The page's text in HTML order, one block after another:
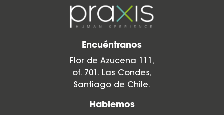
Encuéntranos
Flor de Azucena 111,
of. 701. Las Condes,
Santiago de Chile.
Hablemos